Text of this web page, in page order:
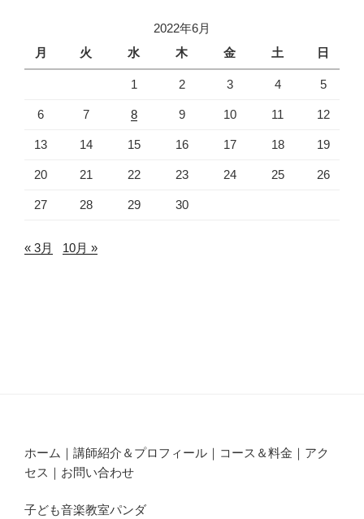
2022年6月
月
火 水 木 金 土 日
1 2 3 4 5
6 7 8 9 10 11 12
13 14 15 16 17 18 19
20 21 22 23 24 25 26
27 28 29 30
« 3月 10月 »
ホーム｜講師紹介＆プロフィール｜コース＆料金｜アク
セス｜お問い合わせ
子ども音楽教室パンダ